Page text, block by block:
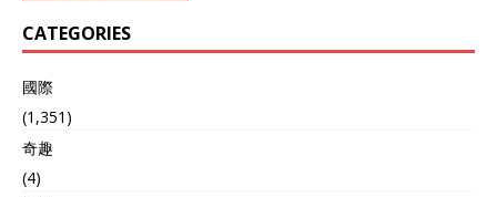
CATEGORIES
國際
(1,351)
奇趣
(4)